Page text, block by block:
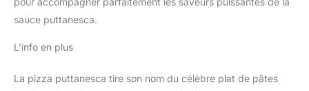
sauce puttanesca.
L’info en plus
La pizza puttanesca tire son nom du célèbre plat de pâtes